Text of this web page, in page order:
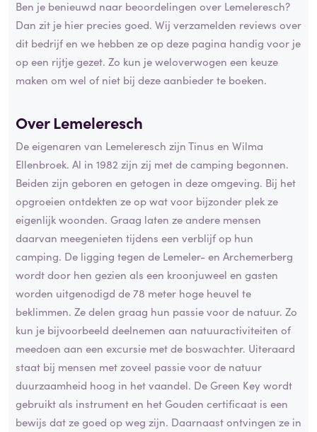
Ben je benieuwd naar beoordelingen over Lemeleresch?
Dan zit je hier precies goed. Wij verzamelden reviews over
dit bedrijf en we hebben ze op deze pagina handig voor je
op een rijtje gezet. Zo kun je weloverwogen een keuze
maken om wel of niet bij deze aanbieder te boeken.
Over Lemeleresch
De eigenaren van Lemeleresch zijn Tinus en Wilma
Ellenbroek. Al in 1982 zijn zij met de camping begonnen.
Beiden zijn geboren en getogen in deze omgeving. Bij het
opgroeien ontdekten ze op wat voor bijzonder plek ze
eigenlijk woonden. Graag laten ze andere mensen
daarvan meegenieten tijdens een verblijf op hun
camping. De ligging tegen de Lemeler- en Archemerberg
wordt door hen gezien als een kroonjuweel en gasten
worden uitgenodigd de 78 meter hoge heuvel te
beklimmen. Ze delen graag hun passie voor de natuur. Zo
kun je bijvoorbeeld deelnemen aan natuuractiviteiten of
meedoen aan een excursie met de boswachter. Uiteraard
staat bij mensen met zoveel passie voor de natuur
duurzaamheid hoog in het vaandel. De Green Key wordt
gebruikt als instrument en het Gouden certificaat is een
bewijs dat ze goed op weg zijn. Daarnaast ontvingen ze in